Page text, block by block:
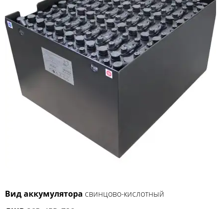
Вид аккумулятора свинцово-кислотный